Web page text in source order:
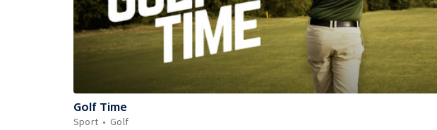
Golf Time
Sport
Golf